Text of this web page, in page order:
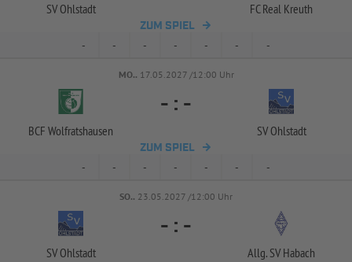
SV Ohlstadt FC Real Kreuth
ZUM SPIEL
- - - - - - -
MO.. 17.05.2027 /12:00 Uhr
BCF Wolfratshausen
- : -
SV Ohlstadt
ZUM SPIEL
- - - - - - -
SO.. 23.05.2027 /12:00 Uhr
SV Ohlstadt
- : -
Allg. SV Habach